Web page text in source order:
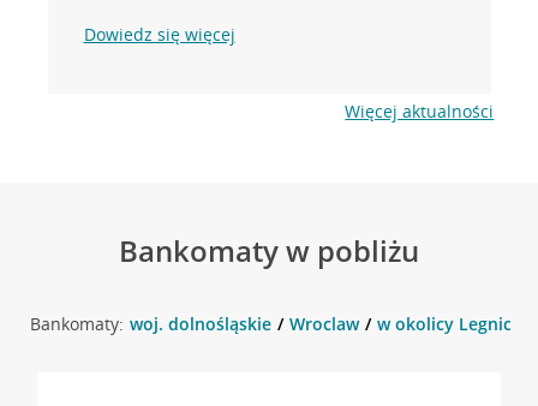
Dowiedz się więcej
Więcej aktualności
Bankomaty w pobliżu
Bankomaty: woj. dolnośląskie Wroclaw w okolicy Legnicka